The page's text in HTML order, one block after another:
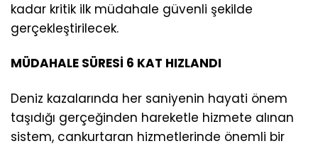
kadar kritik ilk müdahale güvenli şekilde
gerçekleştirilecek.
MÜDAHALE SÜRESİ 6 KAT HIZLANDI
Deniz kazalarında her saniyenin hayati önem
taşıdığı gerçeğinden hareketle hizmete alınan
sistem, cankurtaran hizmetlerinde önemli bir